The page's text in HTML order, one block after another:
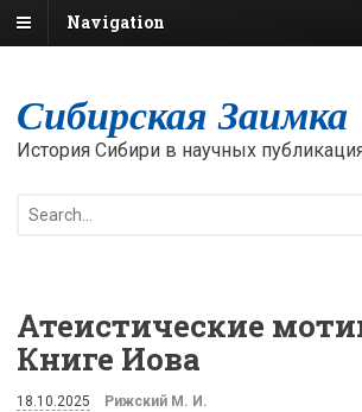
Navigation
Сибирская Заимка
История Сибири в научных
Атеистические
Книге Иова
18.10.2025 Рижский М. И.